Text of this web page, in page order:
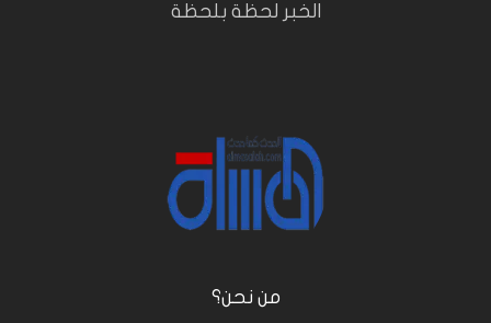
الخبر لحظة بلحظة
من نحن؟